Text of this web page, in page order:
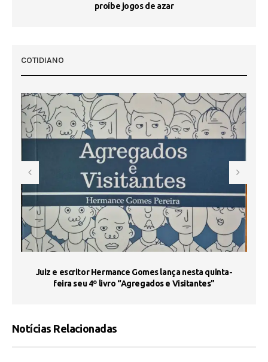
proíbe jogos de azar
COTIDIANO
Juiz e escritor Hermance Gomes lança nesta quinta-
feira seu 4º livro “Agregados e Visitantes”
Notícias Relacionadas